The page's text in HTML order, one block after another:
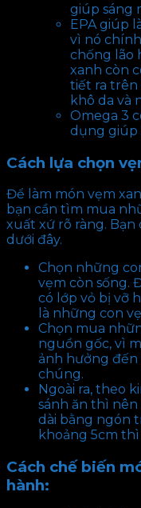
giúp sáng
EPA giúp
vì nó
chống lão
xanh còn
tiết ra trên
khô da và
Omega 3
dụng giúp
Cách lựa chọn
Để làm món vẹm
bạn cần tìm mua
xuất xứ rõ ràng.
dưới đây.
Chọn những
vẹm còn sống.
có lớp vỏ bị vỡ
là những con
Chọn mua
nguồn gốc, vì
ảnh hưởng đến
chúng.
Ngoài ra, theo
sánh ăn thì
dài bằng ngón
khoảng 5cm
Cách chế biến
hành: